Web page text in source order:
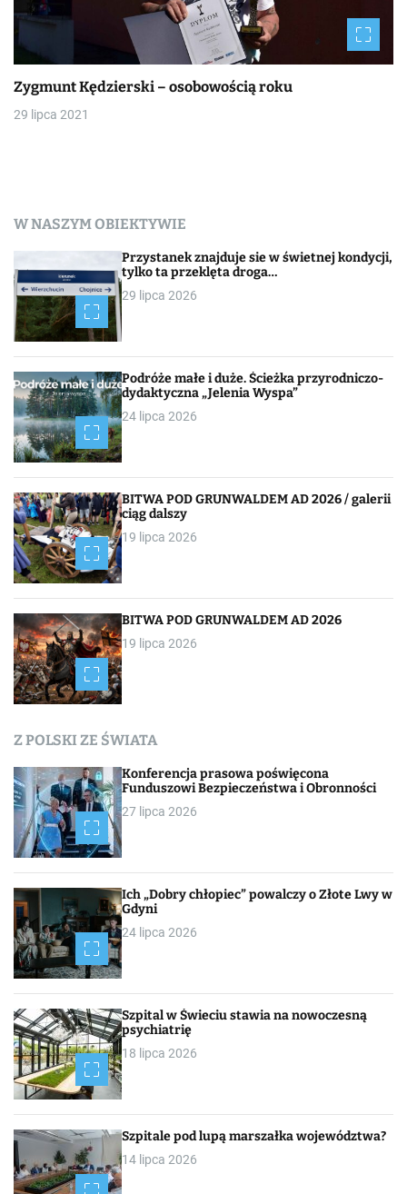
Zygmunt Kędzierski – osobowością roku
29 lipca 2021
W NASZYM OBIEKTYWIE
Przystanek znajduje sie w świetnej kondycji,
tylko ta przeklęta droga…
29 lipca 2026
Podróże małe i duże. Ścieżka przyrodniczo-
dydaktyczna „Jelenia Wyspa”
24 lipca 2026
BITWA POD GRUNWALDEM AD 2026 / galerii
ciąg dalszy
19 lipca 2026
BITWA POD GRUNWALDEM AD 2026
19 lipca 2026
Z POLSKI ZE ŚWIATA
Konferencja prasowa poświęcona
Funduszowi Bezpieczeństwa i Obronności
27 lipca 2026
Ich „Dobry chłopiec” powalczy o Złote Lwy w
Gdyni
24 lipca 2026
Szpital w Świeciu stawia na nowoczesną
psychiatrię
18 lipca 2026
Szpitale pod lupą marszałka województwa?
14 lipca 2026